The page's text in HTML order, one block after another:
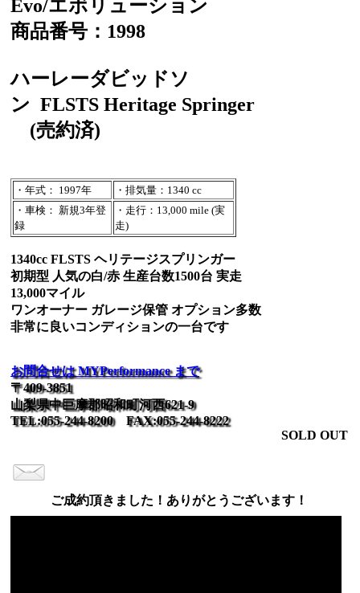
Evo/エボリューション
商品番号：1998
ハーレーダビッドソ
ン FLSTS Heritage Springer
(売約済)
・年式： 1997年
・排気量：1340 cc
・車検： 新規3年登
録
・走行：13,000 mile (実
走)
1340cc FLSTS ヘリテージスプリンガー
初期型 人気の白/赤 生産台数1500台 実走
13,000マイル
ワンオーナー ガレージ保管 オプション多数
非常に良いコンディションの一台です
お問合せは MYPerformance まで
〒409-3851
山梨県中巨摩郡昭和町河西621-9
TEL:055-244-8200 FAX:055-244-8222
SOLD OUT
ご成約頂きました！ありがとうございます！